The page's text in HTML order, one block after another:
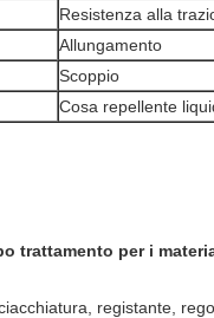
Resistenza alla
Allungamento
Scoppio
Cosa repellente
trattamento per i
registante,